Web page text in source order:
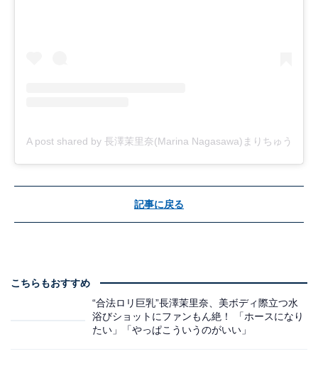
A post shared by 長澤茉里奈(Marina Nagasawa)まりちゅう
記事に戻る
こちらもおすすめ
“合法ロリ巨乳”長澤茉里奈、美ボディ際立つ水
浴びショットにファンもん絶！ 「ホースになり
たい」「やっぱこういうのがいい」